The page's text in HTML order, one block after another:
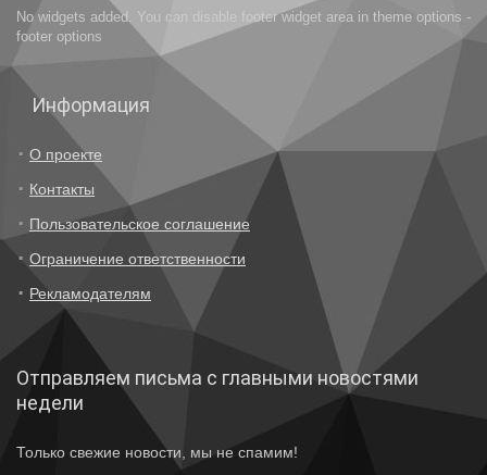
No widgets added. You can disable footer widget area in theme options -
footer options
Информация
О проекте
Контакты
Пользовательское соглашение
Ограничение ответственности
Рекламодателям
Отправляем письма с главными новостями
недели
Только свежие новости, мы не спамим!